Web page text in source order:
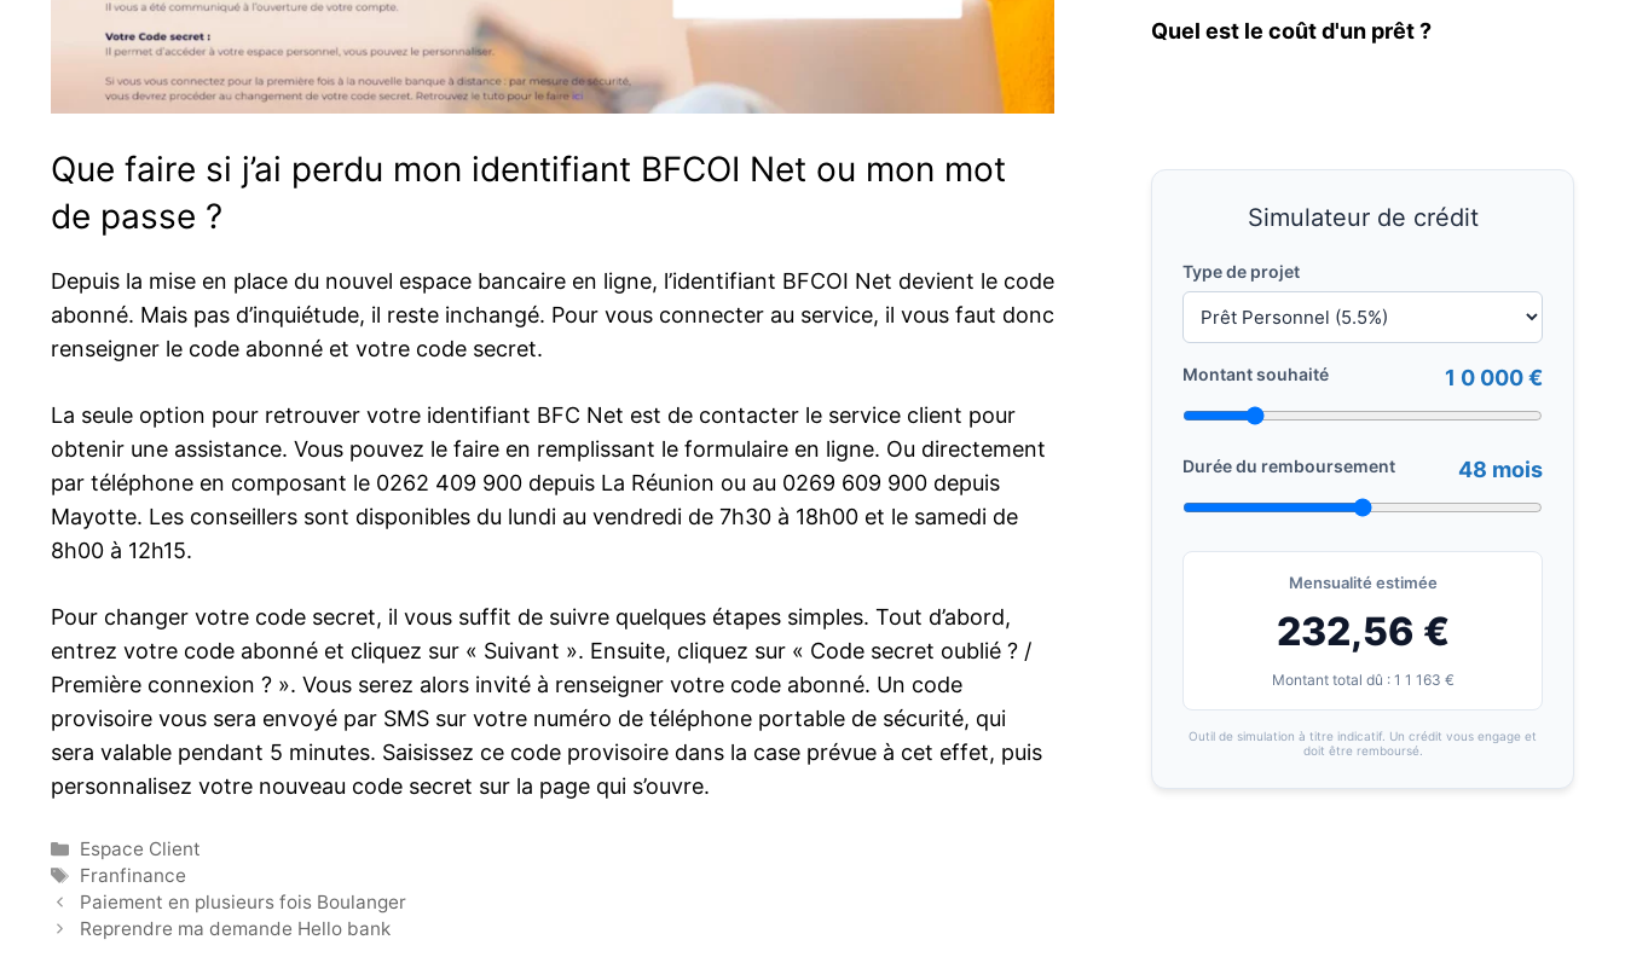
Que faire si j’ai perdu mon identifiant BFCOI Net ou mon mot
de passe ?
Depuis la mise en place du nouvel espace bancaire en ligne, l’identifiant BFCOI Net devient le code
abonné. Mais pas d’inquiétude, il reste inchangé. Pour vous connecter au service, il vous faut donc
renseigner le code abonné et votre code secret.
La seule option pour retrouver votre identifiant BFC Net est de contacter le service client pour
obtenir une assistance. Vous pouvez le faire en remplissant le formulaire en ligne. Ou directement
par téléphone en composant le 0262 409 900 depuis La Réunion ou au 0269 609 900 depuis
Mayotte. Les conseillers sont disponibles du lundi au vendredi de 7h30 à 18h00 et le samedi de
8h00 à 12h15.
Pour changer votre code secret, il vous suffit de suivre quelques étapes simples. Tout d’abord,
entrez votre code abonné et cliquez sur « Suivant ». Ensuite, cliquez sur « Code secret oublié ? /
Première connexion ? ». Vous serez alors invité à renseigner votre code abonné. Un code
provisoire vous sera envoyé par SMS sur votre numéro de téléphone portable de sécurité, qui
sera valable pendant 5 minutes. Saisissez ce code provisoire dans la case prévue à cet effet, puis
personnalisez votre nouveau code secret sur la page qui s’ouvre.
Catégories
Espace Client
Étiquettes
Franfinance
Paiement en plusieurs fois Boulanger
Reprendre ma demande Hello bank
Quel est le coût d'un prêt ?
Simulateur de crédit
Type de projet
Montant souhaité 1 0 000 €
Durée du remboursement 48 mois
Mensualité estimée
232,56 €
Montant total dû : 1 1 163 €
Outil de simulation à titre indicatif. Un crédit vous engage et
doit être remboursé.